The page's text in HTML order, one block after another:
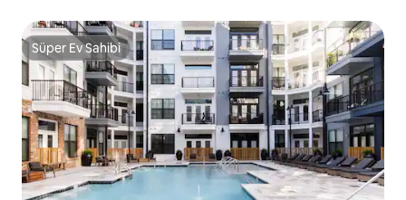
Süper Ev Sahibi
Süper Ev Sahibi